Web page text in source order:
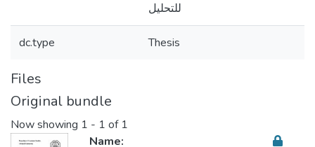
للتحليل
dc.type Thesis
Files
Original bundle
Now showing 1 - 1 of 1
Name: